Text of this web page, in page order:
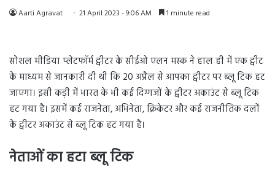
Aarti Agravat 21 April 2023 - 9:06 AM 1 minute read
सोशल मीडिया प्लेटफॉर्म ट्वीटर के सीईओ एलन मस्क ने हाल ही में एक ट्वीट
के माध्यम से जानकारी दी थी कि 20 अप्रैल से आपका ट्वीटर पर ब्लू टिक हट
जाएगा। इसी कड़ी में भारत के भी कई दिग्गजों के ट्वीटर अकाउंट से ब्लू टिक
हट गया है। इसमें कई राजनेता, अभिनेता, क्रिकेटर और कई राजनीतिक दलों
के ट्वीटर अकाउंट से ब्लू टिक हट गया है।
नेताओं का हटा ब्लू टिक